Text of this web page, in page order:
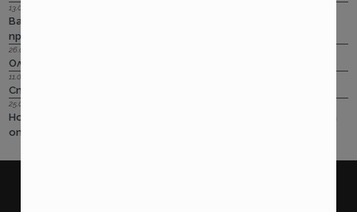
13.08.2018 г.
Важно! Вашата полица в Олимпик трябва да бъде
прекратена на 17.08.2018г
26.07.2018 г.
Олимпик са вече без лиценз
11.05.2018 г.
Спираме Олимпик
25.01.2018 г.
Нова вълна на чувствително поскъпване на ГО-то тръгва
от следващата седмица